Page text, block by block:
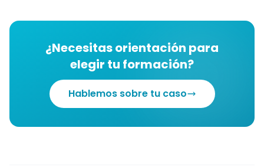
¿Necesitas orientación para
elegir tu formación?
Hablemos sobre tu caso